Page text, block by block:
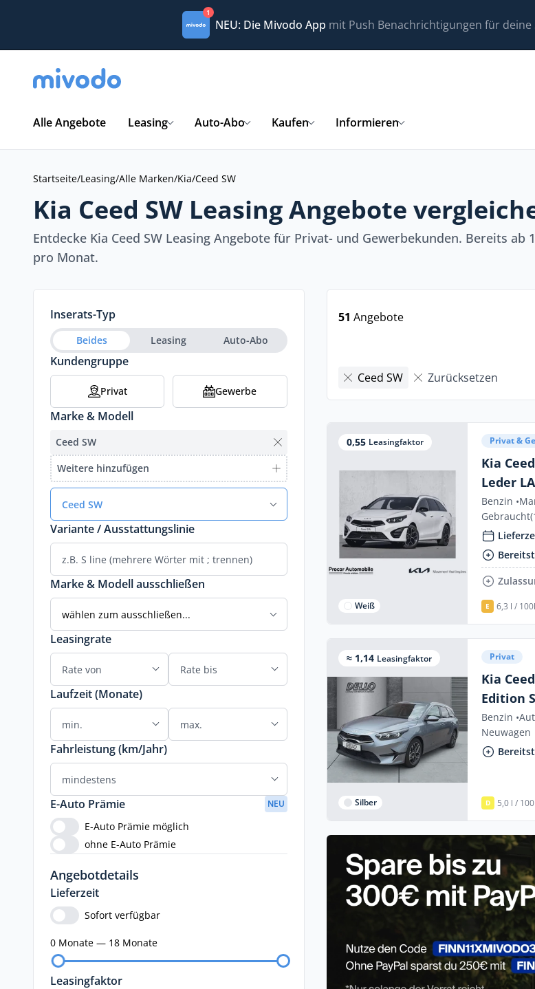
1
NEU: Die Mivodo App mit Push Benachrichtigungen für deine
Alle Angebote Leasing Auto-Abo Kaufen Informieren
Startseite/Leasing/Alle Marken/Kia/Ceed SW
Kia Ceed SW Leasing Angebote
Entdecke Kia Ceed SW Leasing Angebote für Privat- und Gewerbekunden. Bereits ab
pro Monat.
Inserats-Typ
Beides Leasing Auto-Abo
Kundengruppe
Privat Gewerbe
Marke & Modell
Ceed SW
Weitere hinzufügen
Ceed SW
Variante / Ausstattungslinie
Marke & Modell ausschließen
wählen zum ausschließen...
Leasingrate
Laufzeit (Monate)
Fahrleistung (km/Jahr)
E-Auto Prämie NEU
E-Auto Prämie möglich
ohne E-Auto Prämie
Angebotdetails
Lieferzeit
Sofort verfügbar
0 Monate — 18 Monate
Leasingfaktor
51 Angebote
Ceed SW Zurücksetzen
0,55 Leasingfaktor
Weiß
Privat &
Kia
Leder
Benzin •
Gebraucht
E 6,3 l /
≈ 1,14 Leasingfaktor
Silber
Privat
Kia
Edition
Benzin •
Neuwagen
D 5,0 l /